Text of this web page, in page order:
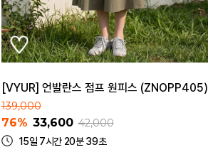
[VYUR] 언발란스 점프 원피스 (ZNOPP405)
139,000
76% 33,600 42,000
15일 7시간 20분 39초